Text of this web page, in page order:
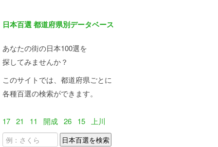
日本百選 都道府県別データベース
あなたの街の日本100選を
探してみませんか？
このサイトでは、都道府県ごとに
各種百選の検索ができます。
17 21 11 開成 26 15 上川